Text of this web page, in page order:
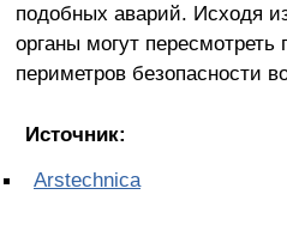
подобных аварий. Исходя
органы могут пересмотреть
периметров безопасности
Источник:
Arstechnica